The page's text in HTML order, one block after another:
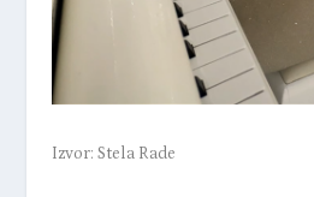
Izvor: Stela Rade